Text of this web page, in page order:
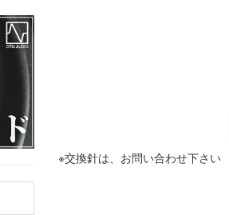
※交換針は、お問い合わせ下さい